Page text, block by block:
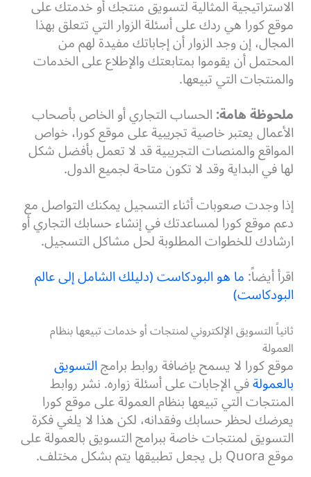
الاستراتيجية المثالية لتسويق منتجك أو خدمتك على
موقع كورا هي ردك على أسئلة الزوار التي تتعلق بهذا
المجال، إن وجد الزوار أن إجاباتك مفيدة لهم من
المحتمل أن يقوموا بمتابعتك والإطلاع على الخدمات
والمنتجات التي تبيعها.
ملحوظة هامة:الحساب التجاري أو الخاص بأصحاب
الأعمال يعتبر خاصية تجريبية على موقع كورا، خواص
المواقع والمنصات التجريبية قد لا تعمل بأفضل شكل
لها في البداية وقد لا تكون متاحة لجميع الدول.
إذا وجدت صعوبات أثناء التسجيل يمكنك التواصل مع
دعم موقع كورا لمساعدتك في إنشاء حسابك التجاري أو
ارشادك للخطوات المطلوبة لحل مشاكل التسجيل.
اقرأ أيضاً:ما هو البودكاست (دليلك الشامل إلى عالم
البودكاست)
ثانياً التسويق الإلكتروني لمنتجات أو خدمات تبيعها بنظام
العمولة
موقع كورا لا يسمح بإضافة روابط برامجالتسويق
بالعمولةفي الإجابات على أسئلة زواره. نشر روابط
المنتجات التي تبيعها بنظام العمولة على موقع كورا
يعرضك لحظر حسابك وفقدانه، لكن هذا لا يلغي فكرة
التسويق لمنتجات خاصة ببرامج التسويق بالعمولة على
موقع Quora بل يجعل تطبيقها يتم بشكل مختلف.